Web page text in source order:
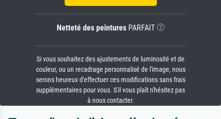
Netteté des peinturesPARFAIT
Si vous souhaitez des ajustements de luminosité et de
couleur, ou un recadrage personnalisé de l'image, nous
serons heureux d'effectuer ces modifications sans frais
supplémentaires pour vous. S'il vous plaît n'hésitez pas
à nous contacter.